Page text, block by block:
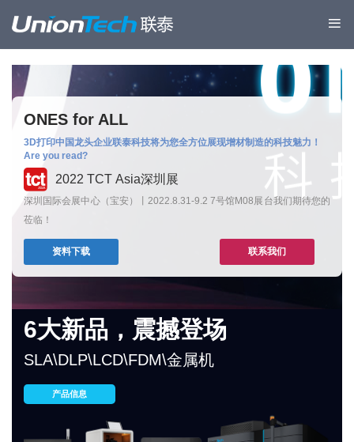
ONES for ALL
3D打印中国龙头企业联泰科技将为您全方位展现增材制造的科技魅力！
Are you read?
2022 TCT Asia深圳展
深圳国际会展中心（宝安）丨2022.8.31-9.2 7号馆M08展台我们期待您的
莅临！
资料下载 联系我们
6大新品，震撼登场
SLA\DLP\LCD\FDM\金属机
产品信息